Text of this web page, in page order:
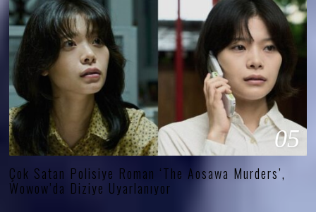
05
Çok Satan Polisiye Roman ‘The Aosawa Murders’,
Wowow’da Diziye Uyarlanıyor